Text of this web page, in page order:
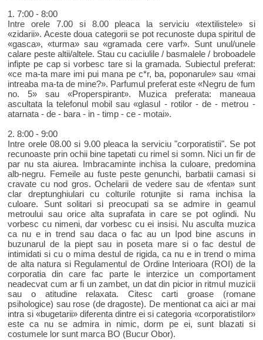
1. 7:00 - 8:00
Intre orele 7.00 si 8.00 pleaca la serviciu «textilistele» si
«zidarii». Aceste doua categorii se pot recunoste dupa spiritul de
«gasca», «turma» sau «gramada cere varf». Sunt unul/unele
calare peste altii/altele. Stau cu caciulile / basmalele / broboadele
infipte pe cap si vorbesc tare si la gramada. Subiectul preferat:
«ce ma-ta mare imi pui mana pe c*r, ba, poponarule» sau «mai
intreaba ma-ta de mine?». Parfumul preferat este «Negru de fum
no. 5» sau «Properspirant». Muzica preferata: maneaua
ascultata la telefonul mobil sau «glasul - rotilor - de - metrou -
atarnata - de - bara - in - timp - ce - motai».
2. 8:00 - 9:00
Intre orele 08.00 si 9.00 pleaca la serviciu "corporatistii". Se pot
recunoaste prin ochii bine tapetati cu rimel si somn. Nici un fir de
par nu sta aiurea. Imbracaminte inchisa la culoare, predomina
alb-negru. Femeile au fuste peste genunchi, barbatii camasi si
cravate cu nod gros. Ochelarii de vedere sau de «fenta» sunt
clar dreptunghiulari cu colturile rotunjite si rama inchisa la
culoare. Sunt solitari si preocupati sa se admire in geamul
metroului sau orice alta suprafata in care se pot oglindi. Nu
vorbesc cu nimeni, dar vorbesc cu ei insisi. Nu asculta muzica
ca nu e in trend sau daca o fac au un Ipod bine ascuns in
buzunarul de la piept sau in poseta mare si o fac destul de
intimidati si cu o mima destul de rigida, ca nu e in trend o mima
de alta natura si Regulamentul de Ordine Interioara (ROI) de la
corporatia din care fac parte le interzice un comportament
neadecvat cum ar fi un zambet, un dat din picior in ritmul muzicii
sau o atitudine relaxata. Citesc carti groase (romane
psihologice) sau rose (de dragoste). De mentionat ca aici ar mai
intra si «bugetarii» diferenta dintre ei si categoria «corporatistilor»
este ca nu se admira in nimic, dorm pe ei, sunt blazati si
costumele lor sunt marca BO (Bucur Obor).